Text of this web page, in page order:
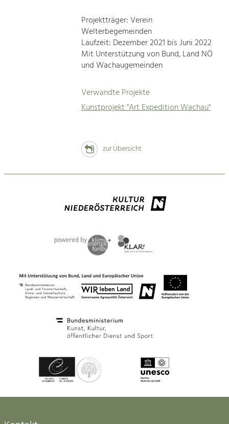
Projektträger: Verein
Welterbegemeinden
Laufzeit: Dezember 2021 bis Juni 2022
Mit Unterstützung von Bund, Land NÖ
und Wachaugemeinden
Verwandte Projekte
Kunstprojekt "Art Expedition Wachau"
zur Übersicht